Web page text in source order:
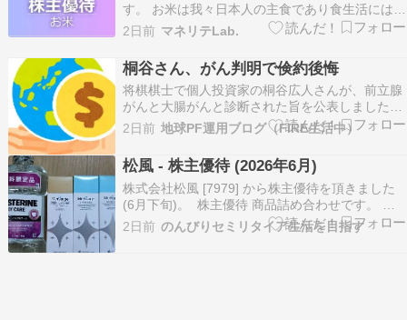
す。 お米は我々日本人の主食であり食生活には欠
かせないものとなっています。 今回とある企画
で、株主優待だけでお米を賄うにはいくら必要か
調べる機会があったのでこの記事でシェアしよう
と思います。 この記事で分かること ・株主優待
だけで年間…
2日前 マネリテLab.
桐谷さん、がん判明で倹約後悔
将棋棋士で個人投資家の桐谷広人さんが、前立腺
がんと大腸がんと診断された旨を公表しました。
総資産7億円、株主優待名人として知られていま
す。テレビ番組「月曜から夜ふかし」への出演で
一躍有名になりましたね。優待券を使い切るため
に自転車で爆走する姿が印象的でした。 その桐谷
さんが「ずっと…
2日前 地球PF運用ブログ（FIRE生活中）
松風 - 株主優待 (2026年6月)
株式会社松風 [7979] から株主優待を頂きました
(6月下旬)。 株主優待 商品詰め合わせです。 メ
ルサージュ プレミアムケア メルサージュ ヒスケ
ア ソフトミント味 メルサージュ グレープフルー
2日前 のんびりセミリタイア生活を目指す